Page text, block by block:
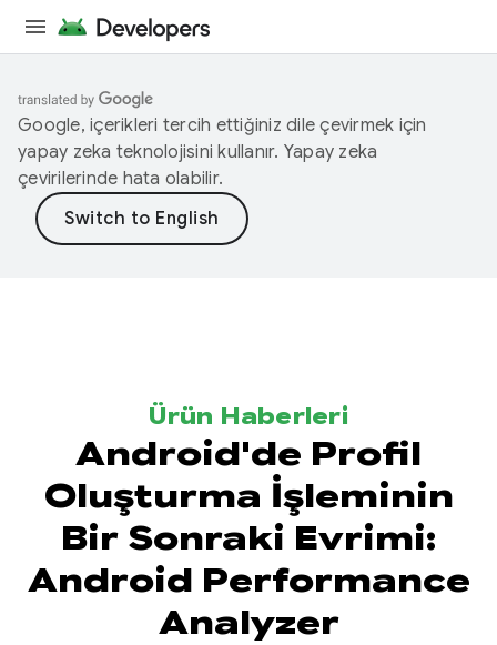
Google, içerikleri tercih ettiğiniz dile çevirmek için
yapay zeka teknolojisini kullanır. Yapay zeka
çevirilerinde hata olabilir.
Ürün Haberleri
Android'de Profil
Oluşturma İşleminin
Bir Sonraki Evrimi:
Android Performance
Analyzer